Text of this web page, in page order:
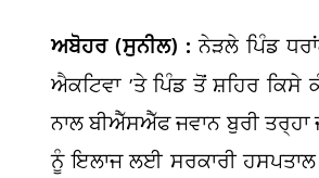
ਅਬੋਹਰ (ਸੁਨੀਲ) :ਨੇੜਲੇ ਪਿੰਡ
ਐਕਟਿਵਾ ’ਤੇ ਪਿੰਡ ਤੋਂ ਸ਼ਹਿਰ
ਨਾਲ ਬੀਐੱਸਐੱਫ ਜਵਾਨ ਬੁਰੀ
ਨੂੰ ਇਲਾਜ ਲਈ ਸਰਕਾਰੀ